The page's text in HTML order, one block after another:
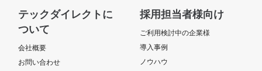
テックダイレクトに
ついて
会社概要
お問い合わせ
採用担当者様向け
ご利用検討中の企業様
導入事例
ノウハウ